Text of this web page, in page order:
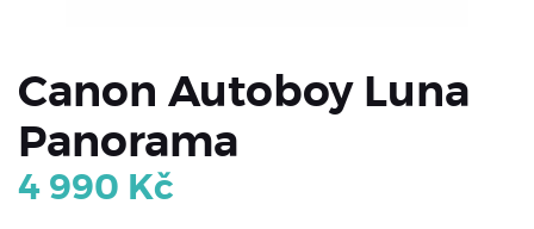
Canon Autoboy Luna
Panorama
4 990 Kč